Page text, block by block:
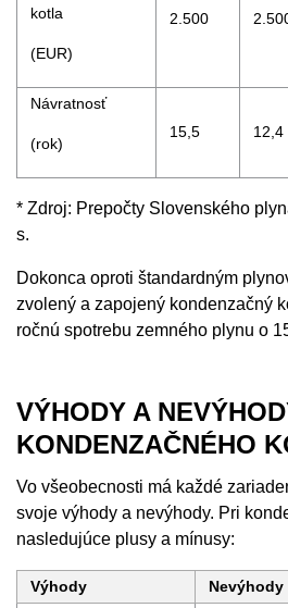
kotla
(EUR)
2.500
Návratnosť
(rok)
15,5 12,4
* Zdroj: Prepočty Slovenského
s.
Dokonca oproti štandardným
zvolený a zapojený kondenzačný
ročnú spotrebu zemného plynu o
VÝHODY A
KONDENZAČNÉHO
Vo všeobecnosti má každé
svoje výhody a nevýhody. Pri
nasledujúce plusy a mínusy:
Výhody Nevýhody